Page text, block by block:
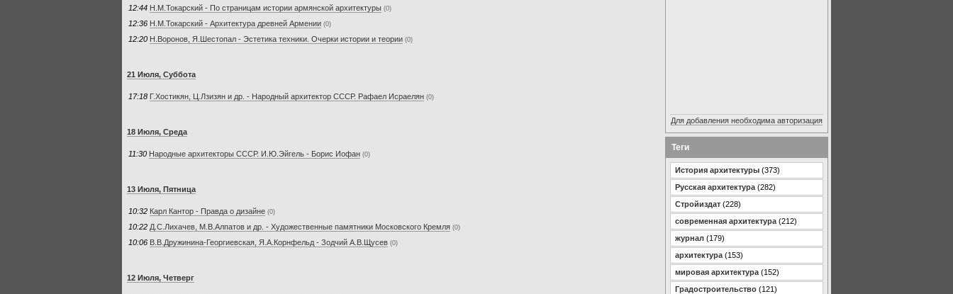
12:44 Н.М.Токарский - По страницам истории армянской архитектуры (0)
12:36 Н.М.Токарский - Архитектура древней Армении (0)
12:20 Н.Воронов, Я.Шестопал - Эстетика техники. Очерки истории и теории (0)
21 Июля, Суббота
17:18 Г.Хостикян, Ц.Лзизян и др. - Народный архитектор СССР. Рафаел Исраелян (0)
18 Июля, Среда
11:30 Народные архитекторы СССР. И.Ю.Эйгель - Борис Иофан (0)
13 Июля, Пятница
10:32 Карл Кантор - Правда о дизайне (0)
10:22 Д.С.Лихачев, М.В.Алпатов и др. - Художественные памятники Московского Кремля (0)
10:06 В.В.Дружинина-Георгиевская, Я.А.Корнфельд - Зодчий А.В.Щусев (0)
12 Июля, Четверг
Для добавления необходима авторизация
Теги
История архитектуры (373)
Русская архитектура (282)
Стройиздат (228)
современная архитектура (212)
журнал (179)
архитектура (153)
мировая архитектура (152)
Градостроительство (121)